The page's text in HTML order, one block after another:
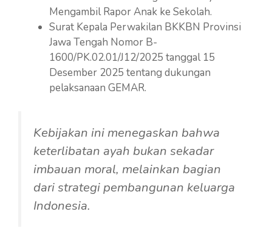
Mengambil Rapor Anak ke Sekolah.
Surat Kepala Perwakilan BKKBN Provinsi
Jawa Tengah Nomor B-
1600/PK.02.01/J12/2025 tanggal 15
Desember 2025 tentang dukungan
pelaksanaan GEMAR.
Kebijakan ini menegaskan bahwa
keterlibatan ayah bukan sekadar
imbauan moral, melainkan bagian
dari strategi pembangunan keluarga
Indonesia.